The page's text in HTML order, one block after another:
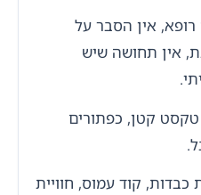
אין הסבר על
אין תחושה שיש
קטן, כפתורים
כבדות, קוד עמוס, חוויית